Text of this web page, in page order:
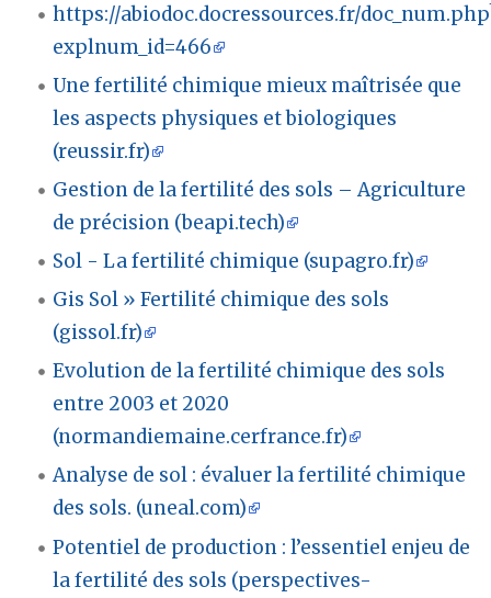
https://abiodoc.docressources.fr/
explnum_id=466
Une fertilité chimique mieux maîtrisée que
les aspects physiques et biologiques
(reussir.fr)
Gestion de la fertilité des sols – Agriculture
de précision (beapi.tech)
Sol - La fertilité chimique (supagro.fr)
Gis Sol » Fertilité chimique des sols
(gissol.fr)
Evolution de la fertilité chimique des sols
entre 2003 et 2020
(normandiemaine.cerfrance.fr)
Analyse de sol : évaluer la fertilité chimique
des sols. (uneal.com)
Potentiel de production : l’essentiel enjeu de
la fertilité des sols (perspectives-